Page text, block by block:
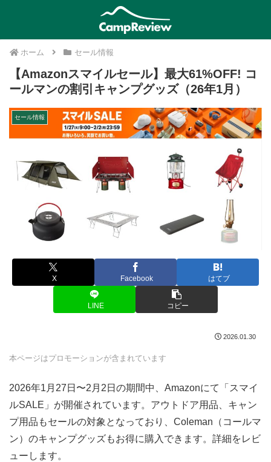
ホーム セール情報
【Amazonスマイルセール】最大61%OFF! コ
ールマンの割引キャンプグッズ（26年1月）
セール情報
X Facebook はてブ
LINE コピー
2026.01.30
本ページはプロモーションが含まれています
2026年1月27日〜2月2日の期間中、Amazonにて「スマイ
ルSALE」が開催されています。アウトドア用品、キャン
プ用品もセールの対象となっており、Coleman（コールマ
ン）のキャンプグッズもお得に購入できます。詳細をレビ
ューします。